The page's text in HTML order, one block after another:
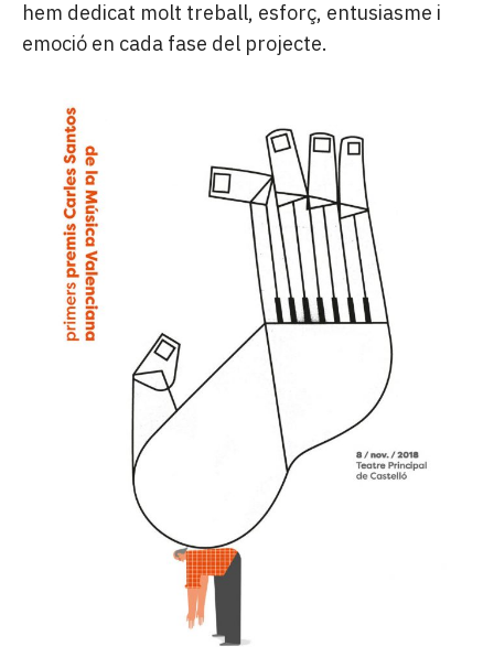
hem dedicat molt treball, esforç, entusiasme i
emoció en cada fase del projecte.